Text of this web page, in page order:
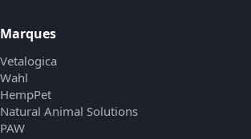
Marques
Vetalogica
Wahl
HempPet
Natural Animal Solutions
PAW